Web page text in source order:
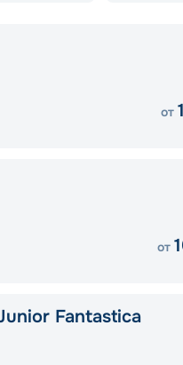
от
от
Fantastica